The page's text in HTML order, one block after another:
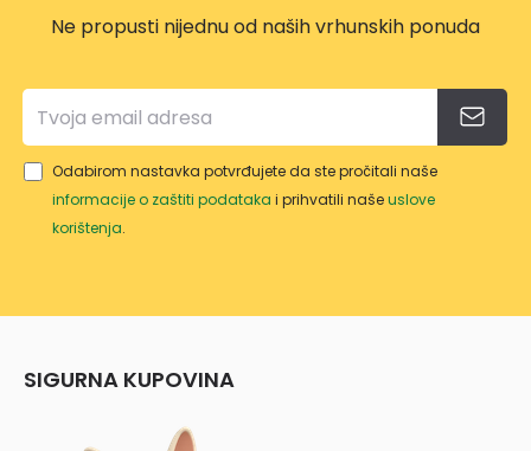
GLAV
Ne propusti nijednu od naših vrhunskih ponuda
Odabirom nastavka potvrđujete da ste pročitali naše
informacije o zaštiti podataka i prihvatili našeuslove
korištenja.
SIGURNA KUPOVINA